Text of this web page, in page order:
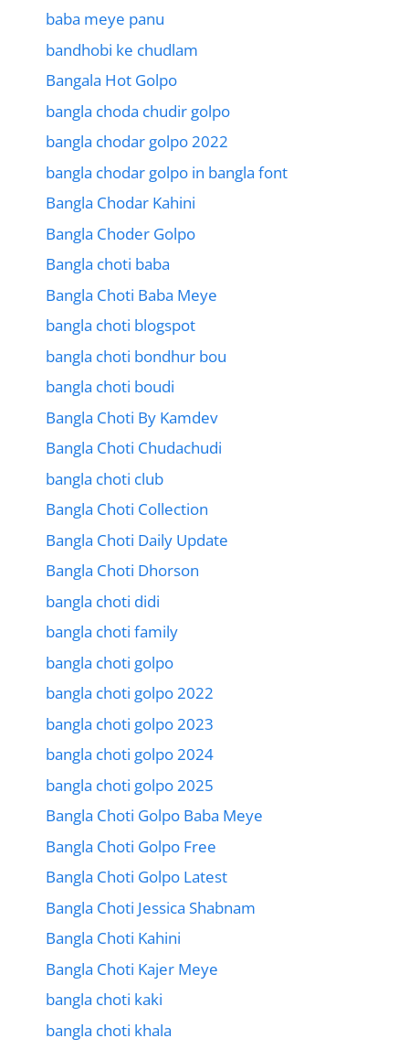
baba meye panu
bandhobi ke chudlam
Bangala Hot Golpo
bangla choda chudir golpo
bangla chodar golpo 2022
bangla chodar golpo in bangla font
Bangla Chodar Kahini
Bangla Choder Golpo
Bangla choti baba
Bangla Choti Baba Meye
bangla choti blogspot
bangla choti bondhur bou
bangla choti boudi
Bangla Choti By Kamdev
Bangla Choti Chudachudi
bangla choti club
Bangla Choti Collection
Bangla Choti Daily Update
Bangla Choti Dhorson
bangla choti didi
bangla choti family
bangla choti golpo
bangla choti golpo 2022
bangla choti golpo 2023
bangla choti golpo 2024
bangla choti golpo 2025
Bangla Choti Golpo Baba Meye
Bangla Choti Golpo Free
Bangla Choti Golpo Latest
Bangla Choti Jessica Shabnam
Bangla Choti Kahini
Bangla Choti Kajer Meye
bangla choti kaki
bangla choti khala